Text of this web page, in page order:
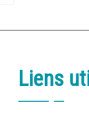
Liens